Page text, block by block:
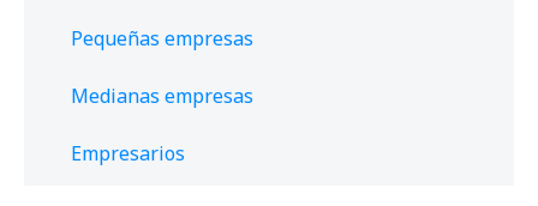
Pequeñas empresas
Medianas empresas
Empresarios